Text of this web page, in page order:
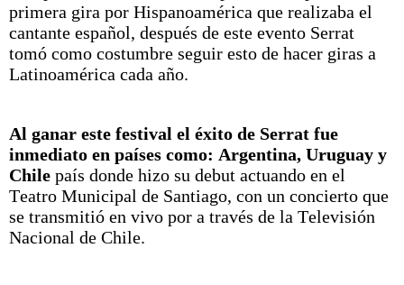
primera gira por Hispanoamérica que realizaba el
cantante español, después de este evento Serrat
tomó como costumbre seguir esto de hacer giras a
Latinoamérica cada año.
Al ganar este festival el éxito de Serrat fue
inmediato en países como: Argentina, Uruguay y
Chile país donde hizo su debut actuando en el
Teatro Municipal de Santiago, con un concierto que
se transmitió en vivo por a través de la Televisión
Nacional de Chile.